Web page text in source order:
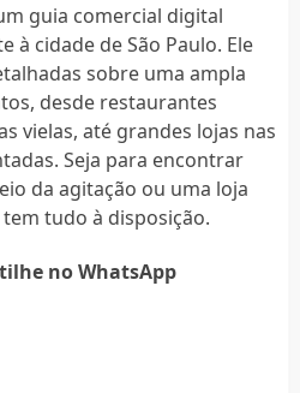
guia comercial digital
à cidade de São Paulo. Ele
sobre uma ampla
desde restaurantes
vielas, até grandes lojas nas
Seja para encontrar
da agitação ou uma loja
tudo à disposição.
no WhatsApp